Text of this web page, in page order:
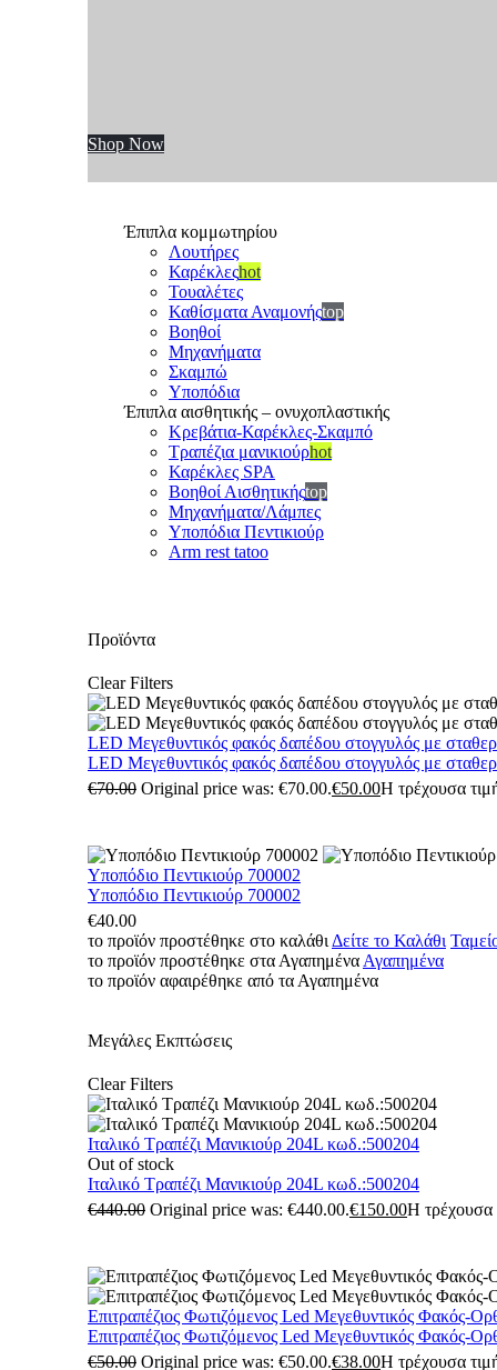
Shop Now
Έπιπλα κομμωτηρίου
Λουτήρες
Καρέκλεςhot
Τουαλέτες
Καθίσματα Αναμονήςtop
Βοηθοί
Μηχανήματα
Σκαμπώ
Υποπόδια
Έπιπλα αισθητικής – ονυχοπλαστικής
Κρεβάτια-Καρέκλες-Σκαμπό
Τραπέζια μανικιούρhot
Καρέκλες SPA
Βοηθοί Αισθητικήςtop
Μηχανήματα/Λάμπες
Υποπόδια Πεντικιούρ
Arm rest tatoo
Προϊόντα
Clear Filters
LED Μεγεθυντικός φακός δαπέδου στογγυλός με
LED Μεγεθυντικός φακός δαπέδου στογγυλός με
€70.00 Original price was: €70.00.€50.00Η τρέχουσα
Υποπόδιο Πεντικιούρ 700002
Υποπόδιο Πεντικιούρ 700002
€40.00
το προϊόν προστέθηκε στο καλάθι Δείτε το Καλάθι
το προϊόν προστέθηκε στα Αγαπημένα Αγαπημένα
το προϊόν αφαιρέθηκε από τα Αγαπημένα
Μεγάλες Εκπτώσεις
Clear Filters
Ιταλικό Τραπέζι Μανικιούρ 204L κωδ.:500204
Out of stock
Ιταλικό Τραπέζι Μανικιούρ 204L κωδ.:500204
€440.00 Original price was: €440.00.€150.00Η τρέχουσα
Επιτραπέζιος Φωτιζόμενος Led Μεγεθυντικός Φακός-
Επιτραπέζιος Φωτιζόμενος Led Μεγεθυντικός Φακός-
€50.00 Original price was: €50.00.€38.00Η τρέχουσα